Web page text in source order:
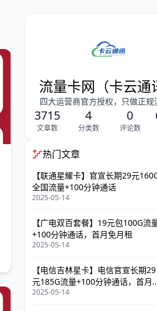
流量卡网（卡云通
四大运营商官方授权，只做正规
3715
文章数
4
分类数
0
评论数
热门文章
【联通星耀卡】官宣长期29元
全国流量+100分钟通话
2025-05-14
【广电双百套餐】19元包100G流
+100分钟通话，首月免月租
2025-05-14
【电信吉林星卡】电信官宣长期29
元185G流量+100分钟通话，首月
月租
2025-05-14